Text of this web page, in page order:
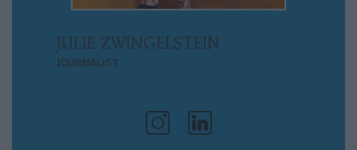
JULIE ZWINGELSTEIN
JOURNALIST